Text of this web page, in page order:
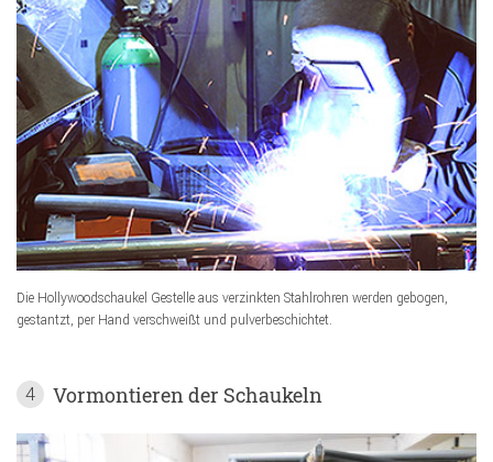
Die Hollywoodschaukel Gestelle aus verzinkten Stahlrohren werden gebogen,
gestantzt, per Hand verschweißt und pulverbeschichtet.
4 Vormontieren der Schaukeln